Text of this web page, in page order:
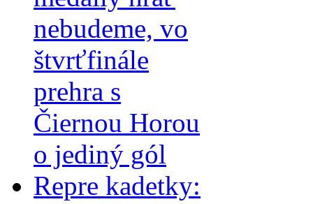
nebudeme, vo
štvrťfinále
prehra s
Čiernou Horou
o jediný gól
Repre kadetky: